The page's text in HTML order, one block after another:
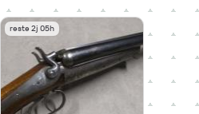
reste 2j 05h